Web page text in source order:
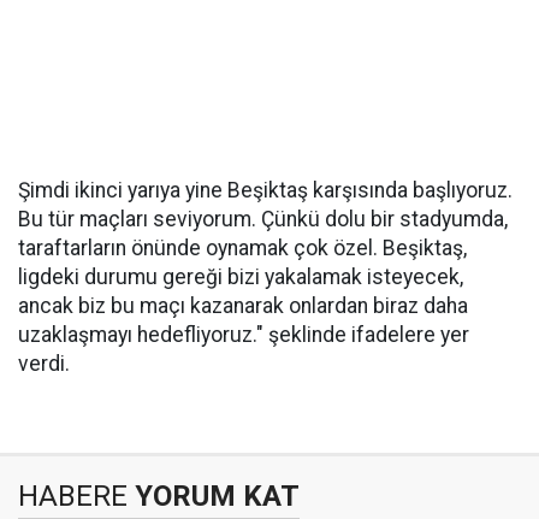
Şimdi ikinci yarıya yine Beşiktaş karşısında başlıyoruz.
Bu tür maçları seviyorum. Çünkü dolu bir stadyumda,
taraftarların önünde oynamak çok özel. Beşiktaş,
ligdeki durumu gereği bizi yakalamak isteyecek,
ancak biz bu maçı kazanarak onlardan biraz daha
uzaklaşmayı hedefliyoruz." şeklinde ifadelere yer
verdi.
HABERE YORUM KAT